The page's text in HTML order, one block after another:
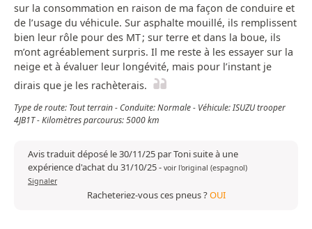
sur la consommation en raison de ma façon de conduire et
de l’usage du véhicule. Sur asphalte mouillé, ils remplissent
bien leur rôle pour des MT ; sur terre et dans la boue, ils
m’ont agréablement surpris. Il me reste à les essayer sur la
neige et à évaluer leur longévité, mais pour l’instant je
dirais que je les rachèterais.
Type de route: Tout terrain - Conduite: Normale - Véhicule: ISUZU trooper
4JB1T - Kilomètres parcourus: 5000 km
Avis traduit déposé le 30/11/25 par Toni suite à une
expérience d'achat du 31/10/25- voir l'original (espagnol)
Signaler
Racheteriez-vous ces pneus ?OUI